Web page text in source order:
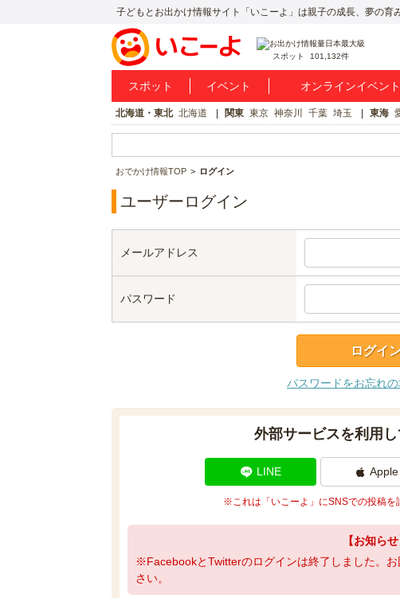
子どもとお出かけ情報サイト「いこーよ」は親子の成長、夢の育
スポット 101,132件
スポット イベント オンラインイベント
北海道・東北 北海道 関東 東京 神奈川 千葉 埼玉 東海
おでかけ情報TOP ログイン
ユーザーログイン
メールアドレス
パスワード
パスワードをお忘れ
外部サービスを利用
LINE Apple
※これは「いこーよ」にSNSでの投稿を
【お知らせ
※FacebookとTwitterのログインは終了しました。お
さい。